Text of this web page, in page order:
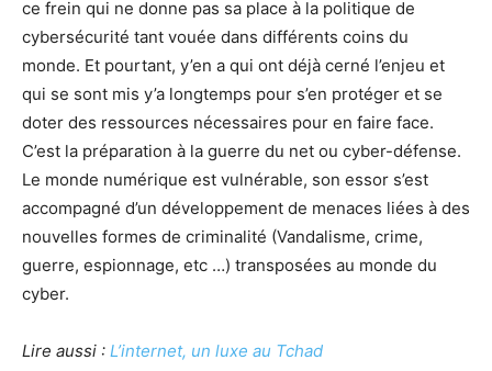
ce frein qui ne donne pas sa place à la politique de
cybersécurité tant vouée dans différents coins du
monde. Et pourtant, y’en a qui ont déjà cerné l’enjeu et
qui se sont mis y’a longtemps pour s’en protéger et se
doter des ressources nécessaires pour en faire face.
C’est la préparation à la guerre du net ou cyber-défense.
Le monde numérique est vulnérable, son essor s’est
accompagné d’un développement de menaces liées à des
nouvelles formes de criminalité (Vandalisme, crime,
guerre, espionnage, etc …) transposées au monde du
cyber.
Lire aussi : L’internet, un luxe au Tchad